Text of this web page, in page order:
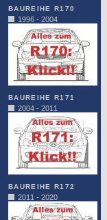
BAUREIHE R170
1996 - 2004
BAUREIHE R171
2004 - 2011
BAUREIHE R172
2011 - 2020